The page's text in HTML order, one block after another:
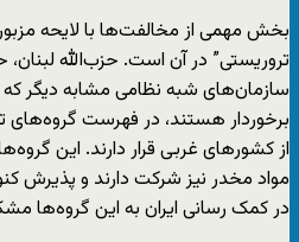
بخش مهمی از مخالفت‌ها با لایحه
تروریستی” در آن است. حزب‌الله
سازمان‌های شبه نظامی مشابه دیگر که
برخوردار هستند، در فهرست گروه‌های
از کشورهای غربی قرار دارند. این
مواد مخدر نیز شرکت دارند و پذیرش
در کمک رسانی ایران به این گروه‌ها